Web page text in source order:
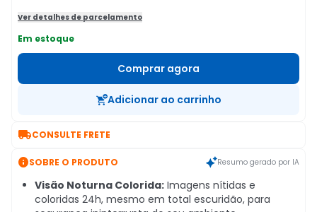
Ver detalhes de parcelamento
Em estoque
Comprar agora
Adicionar ao carrinho
CONSULTE FRETE
SOBRE O PRODUTO Resumo gerado por IA
Visão Noturna Colorida: Imagens nítidas e
coloridas 24h, mesmo em total escuridão, para